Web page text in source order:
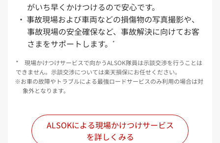
がいち早くかけつけるので安心です。
事故現場および車両などの損傷物の写真撮影や、
事故現場の安全確保など、事故解決に向けてお客
さまをサポートします。
*
* 現場かけつけサービスで向かうALSOK隊員は示談交渉を行うことは
できません。示談交渉については楽天損保にお任せください。
お車の故障やトラブルによる最強ロードサービスのみ利用の場合は対
象外となります。
ALSOKによる現場かけつけサービス
を詳しくみる